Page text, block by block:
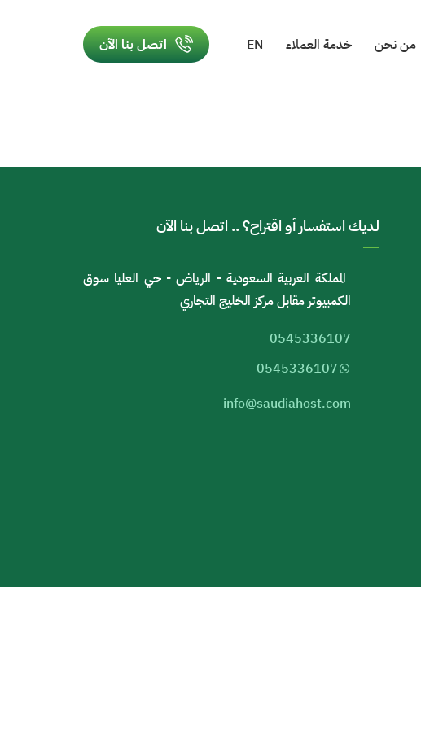
من نحن خدمة العملاء EN اتصل بنا الآن
لديك استفسار أو اقتراح؟ .. اتصل بنا الآن
المملكة العربية السعودية - الرياض - حي العليا سوق
الكمبيوتر مقابل مركز الخليج التجاري
0545336107
0545336107
info@saudiahost.com